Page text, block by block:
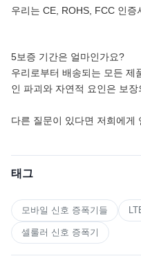
우리는 CE, ROHS, FCC 인증
5보증 기간은 얼마인가요?
우리로부터 배송되는 모든 제
인 파괴와 자연적 요인은 보
다른 질문이 있다면 저희에게
태그
모바일 신호 증폭기들
셀룰러 신호 증폭기